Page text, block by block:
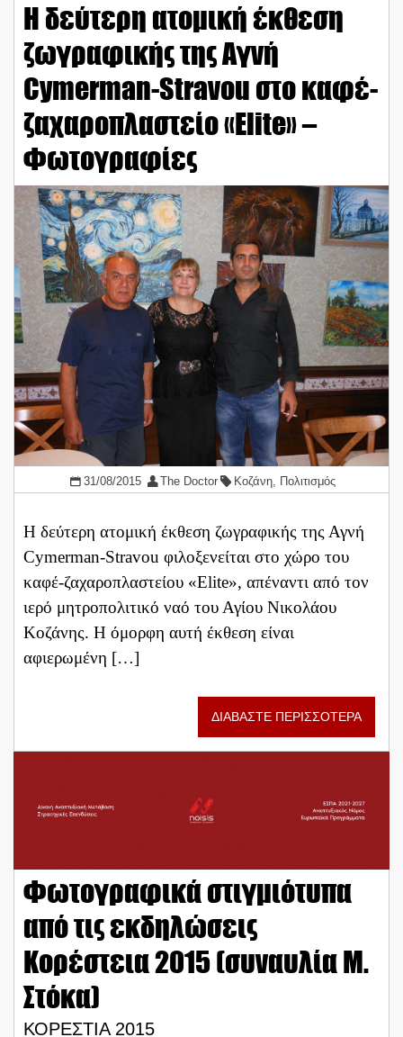
H δεύτερη ατομική έκθεση
ζωγραφικής της Αγνή
Cymerman-Stravou στο καφέ-
ζαχαροπλαστείο «Elite» –
Φωτογραφίες
31/08/2015 The Doctor Κοζάνη, Πολιτισμός
Η δεύτερη ατομική έκθεση ζωγραφικής της Αγνή
Cymerman-Stravou φιλοξενείται στο χώρο του
καφέ-ζαχαροπλαστείου «Elite», απέναντι από τον
ιερό μητροπολιτικό ναό του Αγίου Νικολάου
Κοζάνης. Η όμορφη αυτή έκθεση είναι
αφιερωμένη […]
ΔΙΑΒΑΣΤΕ ΠΕΡΙΣΣΟΤΕΡΑ
Φωτογραφικά στιγμιότυπα
από τις εκδηλώσεις
Κορέστεια 2015 (συναυλία Μ.
Στόκα)
ΚΟΡΕΣΤΙΑ 2015